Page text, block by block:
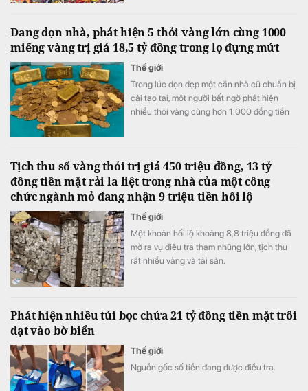
Đang dọn nhà, phát hiện 5 thỏi vàng lớn cùng 1000
miếng vàng trị giá 18,5 tỷ đồng trong lọ đựng mứt
Thế giới
Trong lúc dọn dẹp một căn nhà cũ chuẩn bị
cải tạo tại, một người bất ngờ phát hiện
nhiều thỏi vàng cùng hơn 1.000 đồng tiền
Tịch thu số vàng thỏi trị giá 450 triệu đồng, 13 tỷ
đồng tiền mặt rải la liệt trong nhà của một công
chức ngành mỏ đang nhận 9 triệu tiền hối lộ
Thế giới
Một khoản hối lộ khoảng 8,8 triệu đồng đã
mở ra vụ điều tra tham nhũng lớn, tịch thu
rất nhiều vàng và tài sản.
Phát hiện nhiều túi bọc chứa 21 tỷ đồng tiền mặt trôi
dạt vào bờ biển
Thế giới
Nguồn gốc số tiền đang được điều tra.